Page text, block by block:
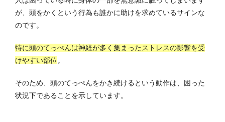
が、頭をかくという行為も誰かに助けを求めているサインな
のです。
特に頭のてっぺんは神経が多く集まったストレスの影響を受
けやすい部位。
そのため、頭のてっぺんをかき続けるという動作は、困った
状況下であることを示しています。